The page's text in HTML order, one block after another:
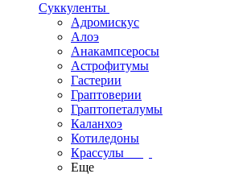
Суккуленты
Адромискус
Алоэ
Анакампсеросы
Астрофитумы
Гастерии
Граптоверии
Граптопеталумы
Каланхоэ
Котиледоны
Крассулы
Еще